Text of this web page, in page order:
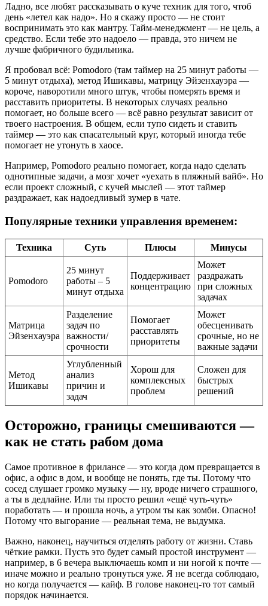
Ладно, все любят рассказывать о куче техник для того, чтоб
день «летел как надо». Но я скажу просто — не стоит
воспринимать это как мантру. Тайм-менеджмент — не цель, а
средство. Если тебе это надоело — правда, это ничем не
лучше фабричного будильника.
Я пробовал всё: Pomodoro (там таймер на 25 минут работы —
5 минут отдыха), метод Ишикавы, матрицу Эйзенхауэра —
короче, наворотили много штук, чтобы померять время и
расставить приоритеты. В некоторых случаях реально
помогает, но больше всего — всё равно результат зависит от
твоего настроения. В общем, если тупо сидеть и ставить
таймер — это как спасательный круг, который иногда тебе
помогает не утонуть в хаосе.
Например, Pomodoro реально помогает, когда надо сделать
однотипные задачи, а мозг хочет «уехать в пляжный вайб». Но
если проект сложный, с кучей мыслей — этот таймер
раздражает, как надоедливый зумер в чате.
Популярные техники управления временем:
Техника Суть Плюсы Минусы
Pomodoro
25 минут
работы – 5
минут отдыха
Поддерживает
концентрацию
Может
раздражать
при сложных
задачах
Матрица
Эйзенхауэра
Разделение
задач по
важности/
срочности
Помогает
расставлять
приоритеты
Может
обесценивать
срочные, но не
важные задачи
Метод
Ишикавы
Углубленный
анализ
причин и
задач
Хорош для
комплексных
проблем
Сложен для
быстрых
решений
Осторожно, границы смешиваются —
как не стать рабом дома
Самое противное в фрилансе — это когда дом превращается в
офис, а офис в дом, и вообще не понять, где ты. Потому что
сосед слушает громко музыку — ну, вроде ничего страшного,
а ты в дедлайне. Или ты просто решил «ещё чуть-чуть»
поработать — и прошла ночь, а утром ты как зомби. Опасно!
Потому что выгорание — реальная тема, не выдумка.
Важно, наконец, научиться отделять работу от жизни. Ставь
чёткие рамки. Пусть это будет самый простой инструмент —
например, в 6 вечера выключаешь комп и ни ногой к почте —
иначе можно и реально тронуться уже. Я не всегда соблюдаю,
но когда получается — кайф. В голове наконец-то тот самый
порядок начинается.